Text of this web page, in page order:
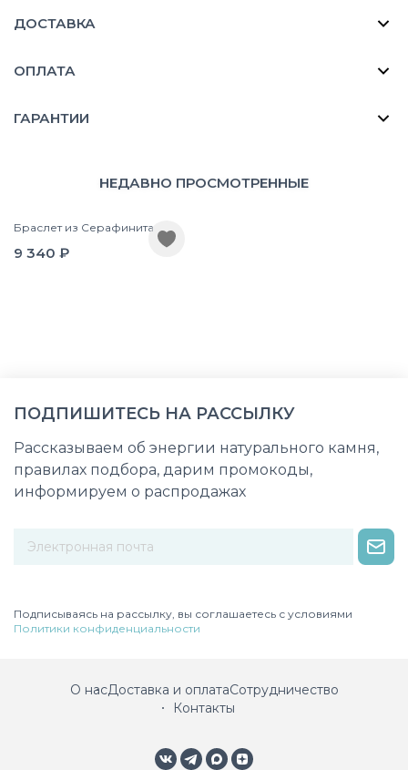
ДОСТАВКА
ОПЛАТА
ГАРАНТИИ
НЕДАВНО ПРОСМОТРЕННЫЕ
Браслет из Серафинита
9 340 ₽
ПОДПИШИТЕСЬ НА РАССЫЛКУ
Рассказываем об энергии натурального камня,
правилах подбора, дарим промокоды,
информируем о распродажах
Подписываясь на рассылку, вы соглашаетесь с условиями
Политики конфиденциальности
О насДоставка и оплатаСотрудничество
Контакты